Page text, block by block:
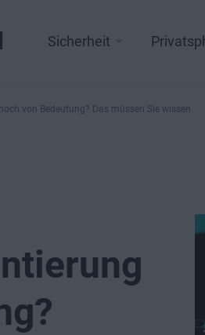
Sicherheit
von Bedeutung? Das müssen Sie wissen